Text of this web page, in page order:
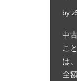
by
中
こ
は
全